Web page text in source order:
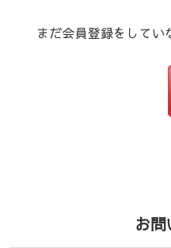
まだ会員登録をしてい
お